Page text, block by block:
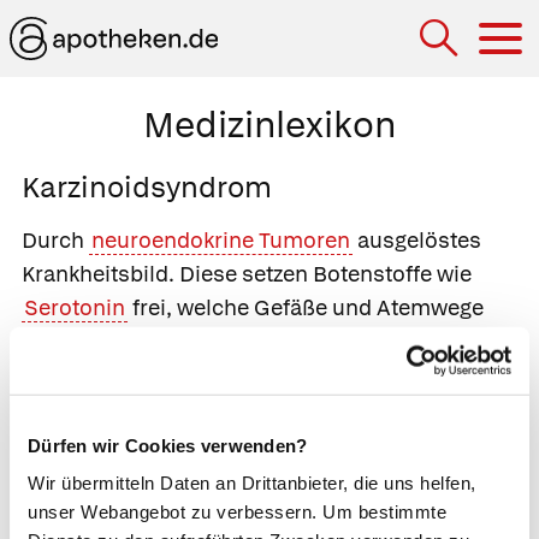
Dürfen wir Cookies verwenden?
Wir übermitteln Daten an Drittanbieter, die uns helfen,
unser Webangebot zu verbessern. Um bestimmte
Medizinlexikon
Karzinoidsyndrom
Durch neuroendokrine Tumoren ausgelöstes
Krankheitsbild. Diese setzen Botenstoffe wie
Serotonin frei, welche Gefäße und Atemwege
verengen und den Darm zu wellenförmigen
Bewegungen anregen, die den Speisebrei
Körper mit Serotonin kommt es zu
Hitzewallungen, einer Rötung von Kopf und
Oberkörper (Flush) sowie Atemnot, Durchfall,